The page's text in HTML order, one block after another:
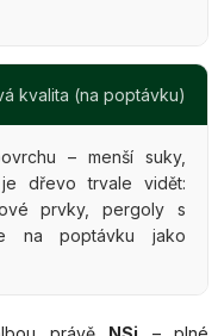
kvalita (na poptávku)
– menší suky,
dřevo trvale vidět:
prvky, pergoly s
na poptávku jako